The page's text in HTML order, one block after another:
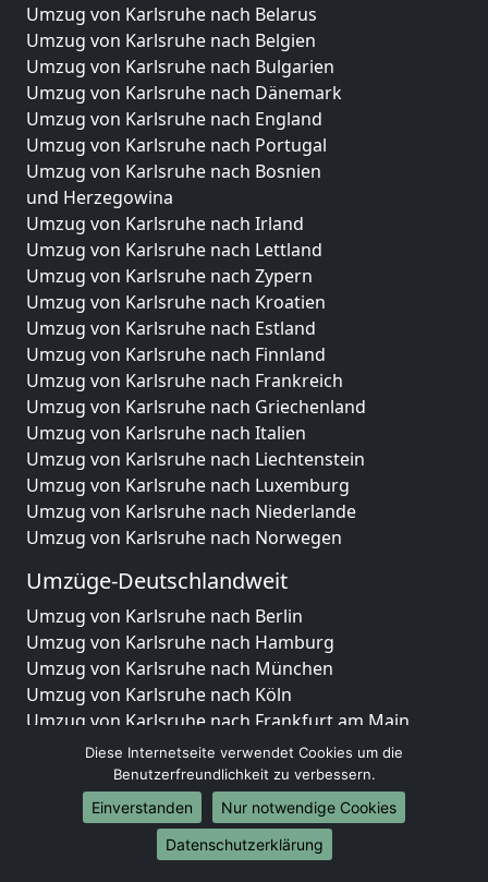
Umzug von Karlsruhe nach Belarus
Umzug von Karlsruhe nach Belgien
Umzug von Karlsruhe nach Bulgarien
Umzug von Karlsruhe nach Dänemark
Umzug von Karlsruhe nach England
Umzug von Karlsruhe nach Portugal
Umzug von Karlsruhe nach Bosnien
und Herzegowina
Umzug von Karlsruhe nach Irland
Umzug von Karlsruhe nach Lettland
Umzug von Karlsruhe nach Zypern
Umzug von Karlsruhe nach Kroatien
Umzug von Karlsruhe nach Estland
Umzug von Karlsruhe nach Finnland
Umzug von Karlsruhe nach Frankreich
Umzug von Karlsruhe nach Griechenland
Umzug von Karlsruhe nach Italien
Umzug von Karlsruhe nach Liechtenstein
Umzug von Karlsruhe nach Luxemburg
Umzug von Karlsruhe nach Niederlande
Umzug von Karlsruhe nach Norwegen
Umzüge-Deutschlandweit
Umzug von Karlsruhe nach Berlin
Umzug von Karlsruhe nach Hamburg
Umzug von Karlsruhe nach München
Umzug von Karlsruhe nach Köln
Umzug von Karlsruhe nach Frankfurt am Main
Umzug von Karlsruhe nach Stuttgart
Umzug von Karlsruhe nach Düsseldorf
Umzug von Karlsruhe nach Leipzig
Umzug von Karlsruhe nach Dortmund
Umzug von Karlsruhe nach Essen
Diese Internetseite verwendet Cookies um die
Benutzerfreundlichkeit zu verbessern.
Einverstanden
Nur notwendige Cookies
Datenschutzerklärung